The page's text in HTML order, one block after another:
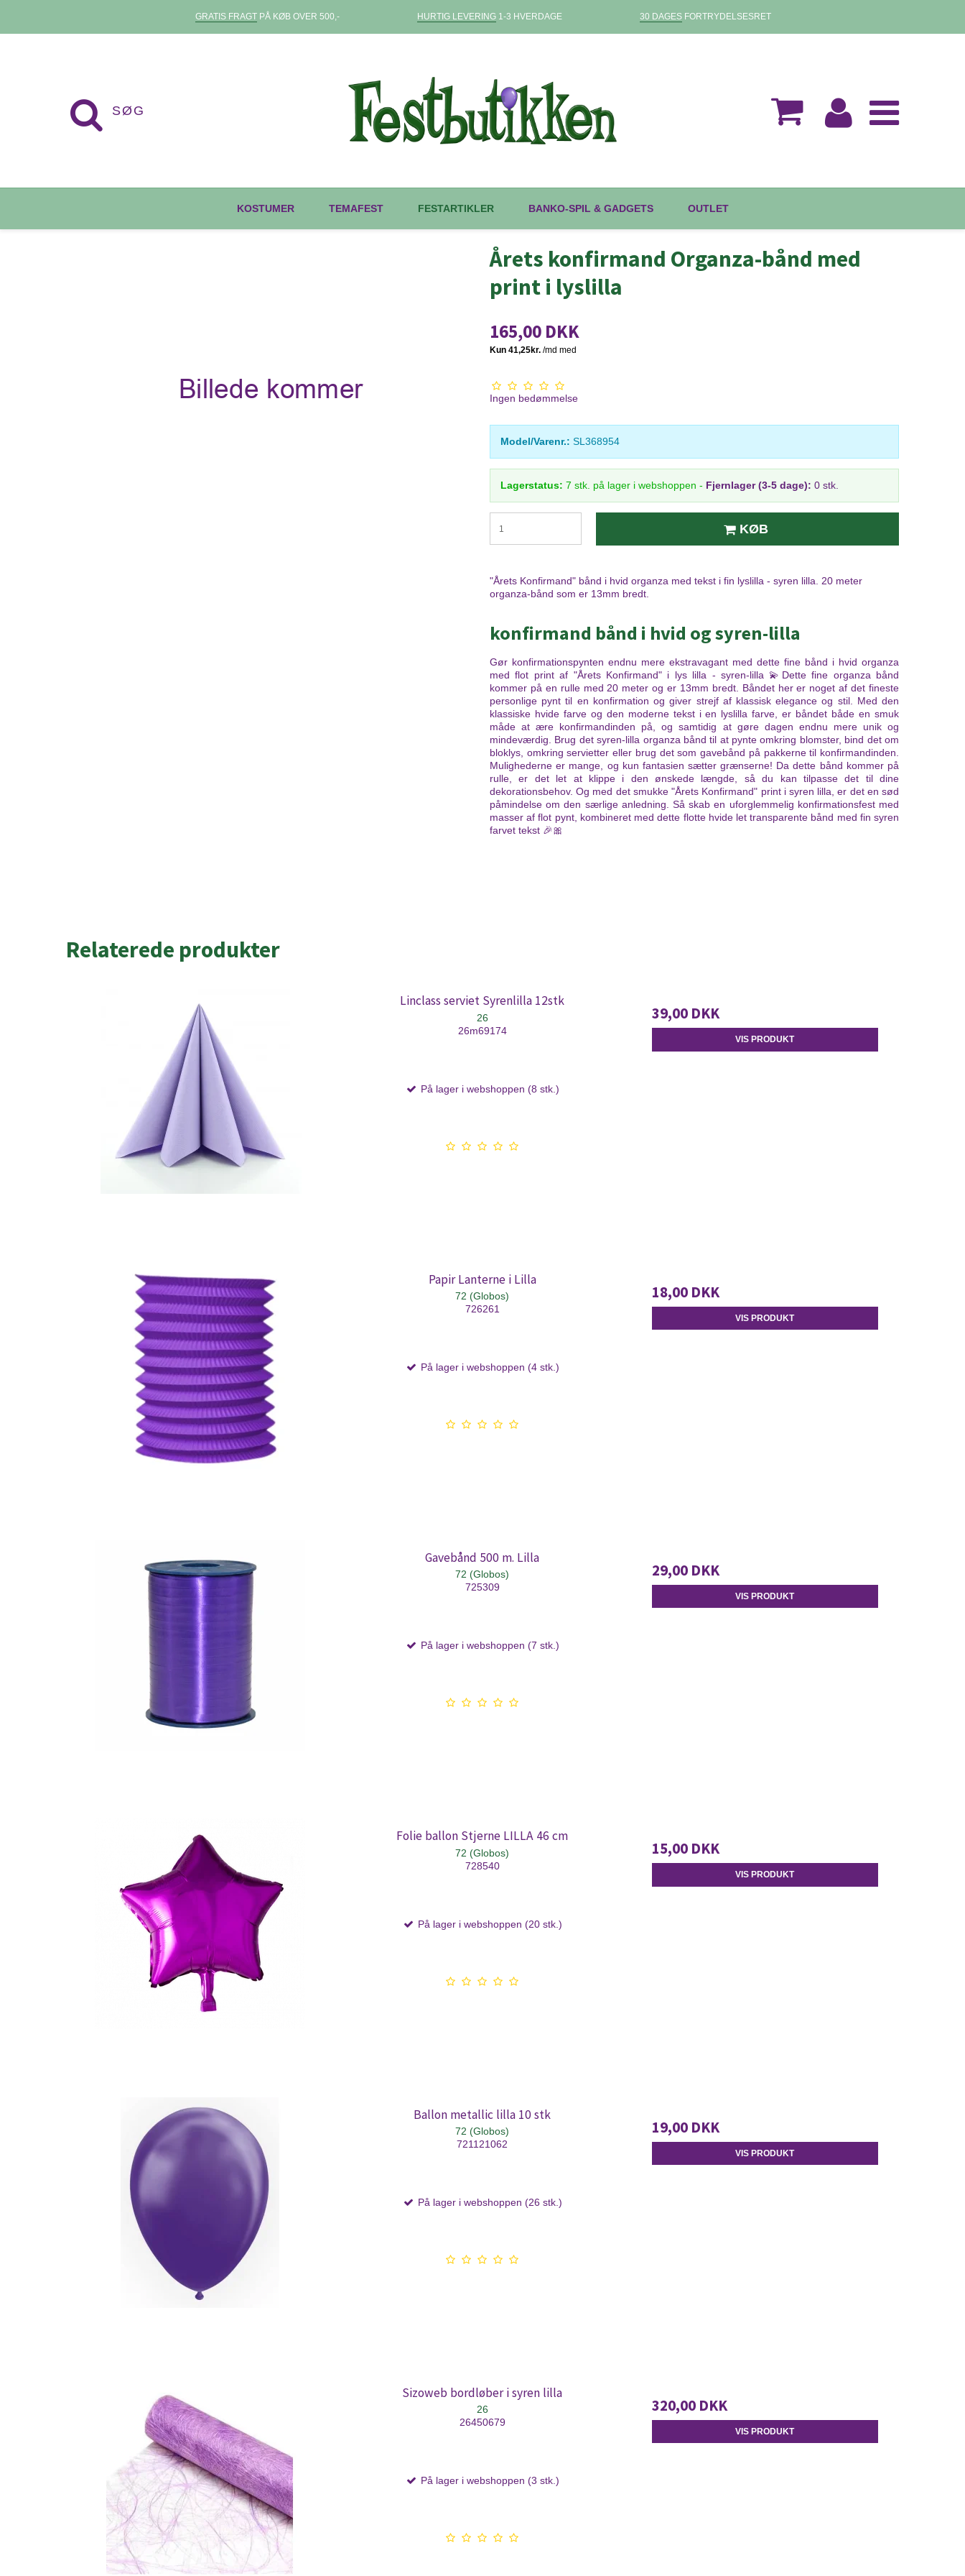
GRATIS FRAGTPÅ KØB OVER 500,- HURTIG LEVERING1-3 HVERDAGE 30 DAGESFORTRYDELSESRET
KOSTUMER TEMAFEST FESTARTIKLER BANKO-SPIL & GADGETS OUTLET
Årets konfirmand Organza-bånd med
print i lyslilla
165,00 DKK
Ingen bedømmelse
Model/Varenr.: SL368954
Lagerstatus: 7 stk. på lager i webshoppen - Fjernlager (3-5 dage): 0 stk.
KØB
"Årets Konfirmand" bånd i hvid organza med tekst i fin lyslilla - syren lilla. 20 meter
organza-bånd som er 13mm bredt.
konfirmand bånd i hvid og syren-lilla
Gør konfirmationspynten endnu mere ekstravagant med dette fine bånd i hvid organza
med flot print af "Årets Konfirmand" i lys lilla - syren-lilla 💫Dette fine organza bånd
kommer på en rulle med 20 meter og er 13mm bredt. Båndet her er noget af det fineste
personlige pynt til en konfirmation og giver strejf af klassisk elegance og stil. Med den
klassiske hvide farve og den moderne tekst i en lyslilla farve, er båndet både en smuk
måde at ære konfirmandinden på, og samtidig at gøre dagen endnu mere unik og
mindeværdig. Brug det syren-lilla organza bånd til at pynte omkring blomster, bind det om
bloklys, omkring servietter eller brug det som gavebånd på pakkerne til konfirmandinden.
Mulighederne er mange, og kun fantasien sætter grænserne! Da dette bånd kommer på
rulle, er det let at klippe i den ønskede længde, så du kan tilpasse det til dine
dekorationsbehov. Og med det smukke "Årets Konfirmand" print i syren lilla, er det en sød
påmindelse om den særlige anledning. Så skab en uforglemmelig konfirmationsfest med
masser af flot pynt, kombineret med dette flotte hvide let transparente bånd med fin syren
farvet tekst 🎉🎀
Relaterede produkter
Linclass serviet Syrenlilla 12stk
26
26m69174
På lager i webshoppen (8 stk.)
39,00 DKK
VIS PRODUKT
Papir Lanterne i Lilla
72 (Globos)
726261
På lager i webshoppen (4 stk.)
18,00 DKK
VIS PRODUKT
Gavebånd 500 m. Lilla
72 (Globos)
725309
På lager i webshoppen (7 stk.)
29,00 DKK
VIS PRODUKT
Folie ballon Stjerne LILLA 46 cm
72 (Globos)
728540
På lager i webshoppen (20 stk.)
15,00 DKK
VIS PRODUKT
Ballon metallic lilla 10 stk
72 (Globos)
721121062
På lager i webshoppen (26 stk.)
19,00 DKK
VIS PRODUKT
Sizoweb bordløber i syren lilla
26
26450679
På lager i webshoppen (3 stk.)
320,00 DKK
VIS PRODUKT